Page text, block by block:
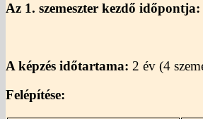
Az 1. szemeszter kezdő időpontja:
A képzés időtartama: 2 év (4
Felépítése: